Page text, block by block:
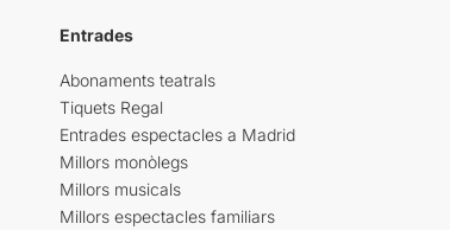
Entrades
Abonaments teatrals
Tiquets Regal
Entrades espectacles a Madrid
Millors monòlegs
Millors musicals
Millors espectacles familiars